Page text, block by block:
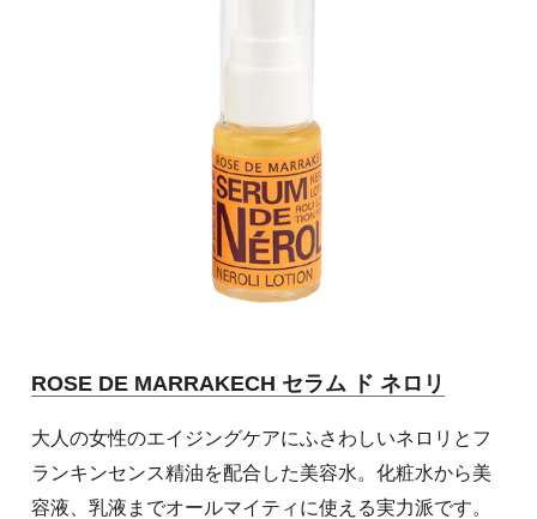
ROSE DE MARRAKECH セラム ド ネロリ
大人の女性のエイジングケアにふさわしいネロリとフ
ランキンセンス精油を配合した美容水。化粧水から美
容液、乳液までオールマイティに使える実力派です。